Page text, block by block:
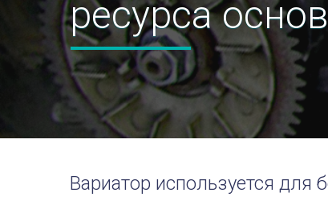
ресурса
Вариатор используется для